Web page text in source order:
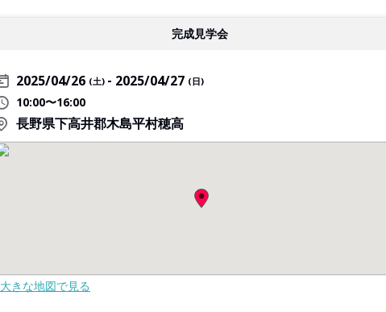
完成見学会
2025/04/26 (土) 2025/04/27 (日)
10:00〜16:00
長野県下高井郡木島平村穂高
大きな地図で見る